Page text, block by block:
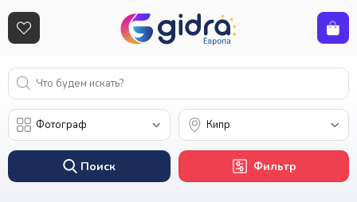
Поиск Фильтр